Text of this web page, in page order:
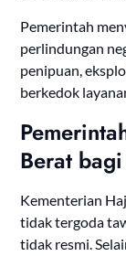
Pemerintah
perlindungan
penipuan,
berkedok
Berat
Kementerian
tidak tergoda
tidak resmi.